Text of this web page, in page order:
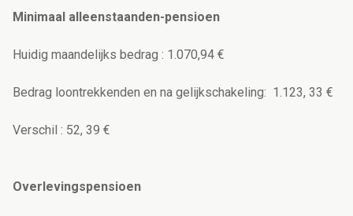
Minimaal alleenstaanden-pensioen
Huidig maandelijks bedrag : 1.070,94 €
Bedrag loontrekkenden en na gelijkschakeling: 1.123, 33 €
Verschil : 52, 39 €
Overlevingspensioen